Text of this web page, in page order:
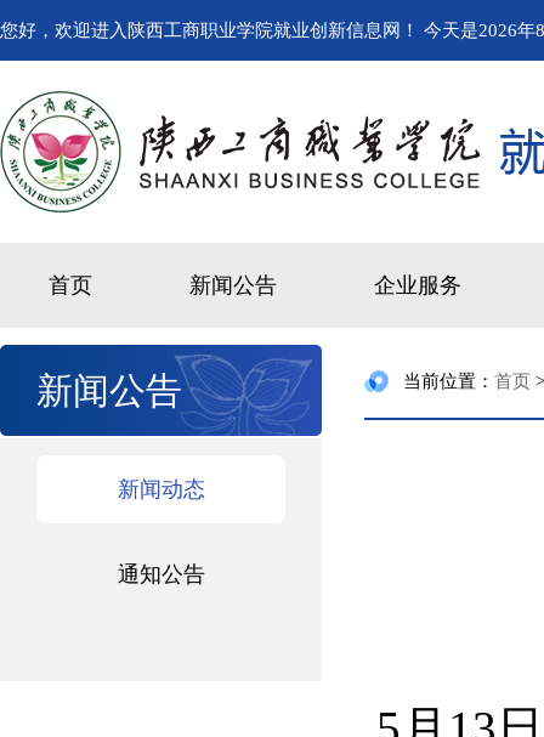
您好，欢迎进入陕西工商职业学院就业创新信息网！ 今天是2026年
首页 新闻公告 企业服务
新闻公告
新闻动态
通知公告
当前位置： 首页